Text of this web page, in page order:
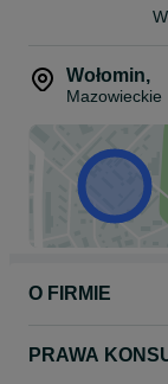
Wołomin,
Mazowieckie
O FIRMIE
PRAWA